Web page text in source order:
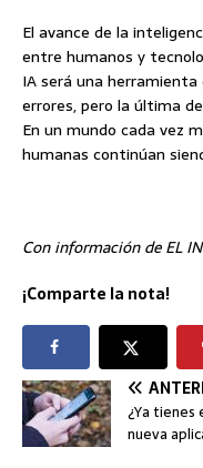
El avance de la
entre humanos y
IA será una
errores, pero la última
En un mundo cada vez
humanas continúan
Con información de EL
¡Comparte la nota!
¿Ya tienes
nueva